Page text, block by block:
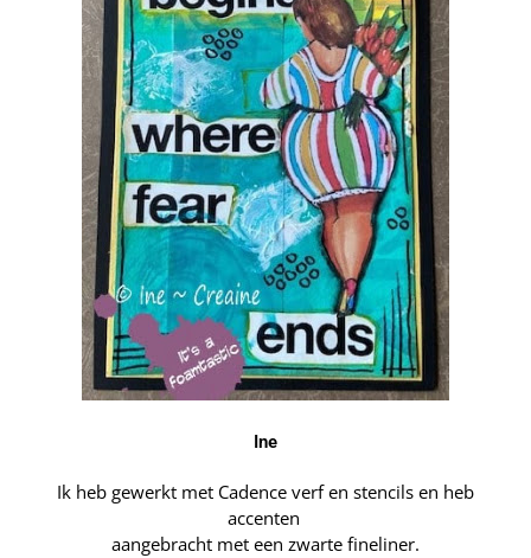
Ine
Ik heb gewerkt met Cadence verf en stencils en heb
accenten
aangebracht met een zwarte fineliner.